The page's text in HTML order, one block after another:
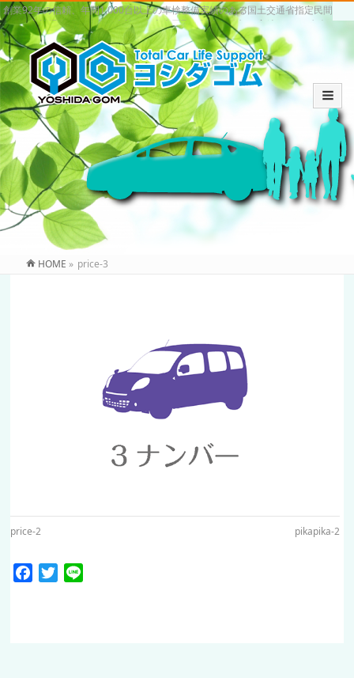
創業92年の信頼、年間1,000台以上の車検整備実績のある国土交通省指定民間
車検場。いわき市の車検・中古車買取・販売は信頼と実績のヨシダゴム
HOME » price-3
price-2 pikapika-2
Facebook
Twitter